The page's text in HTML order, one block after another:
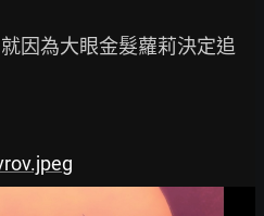
因為大眼金髮蘿莉決定追